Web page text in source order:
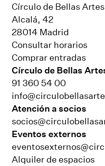
Círculo de Bellas Artes
Alcalá, 42
28014 Madrid
Consultar horarios
Comprar entradas
Círculo de Bellas
91 360 54 00
Atención a socios
Eventos externos
Alquiler de espacios